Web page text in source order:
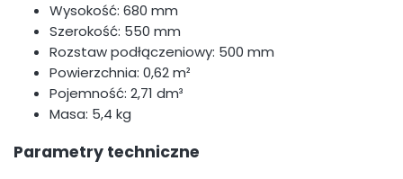
Wysokość: 680 mm
Szerokość: 550 mm
Rozstaw podłączeniowy: 500 mm
Powierzchnia: 0,62 m²
Pojemność: 2,71 dm³
Masa: 5,4 kg
Parametry techniczne